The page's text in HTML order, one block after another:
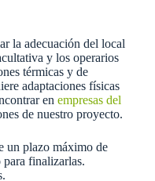
la adecuación del local
y los operarios
térmicas y de
adaptaciones físicas
en empresas del
de nuestro proyecto.
un plazo máximo de
para finalizarlas.